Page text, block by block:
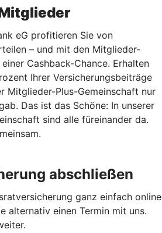
eG profitieren Sie von
– und mit den Mitglieder-
Cashback-Chance. Erhalten
Ihrer Versicherungsbeiträge
Mitglieder-Plus-Gemeinschaft nur
Das ist das Schöne: In unserer
sind alle füreinander da.
abschließen
ganz einfach online
alternativ einen Termin mit uns.